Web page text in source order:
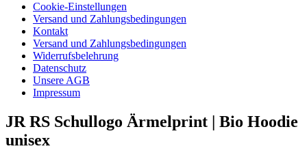
Cookie-Einstellungen
Versand und Zahlungsbedingungen
Kontakt
Versand und Zahlungsbedingungen
Widerrufsbelehrung
Datenschutz
Unsere AGB
Impressum
JR RS Schullogo Ärmelprint | Bio Hoodie
unisex